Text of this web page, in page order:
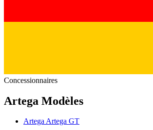
Concessionnaires
Artega Modèles
Artega Artega GT